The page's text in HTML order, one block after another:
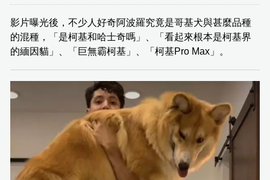
影片曝光後，不少人好奇阿波羅究竟是哥基犬與甚麼品種
的混種，「是柯基和哈士奇嗎」、「看起來根本是柯基界
的緬因貓」、「巨無霸柯基」、「柯基Pro Max」。